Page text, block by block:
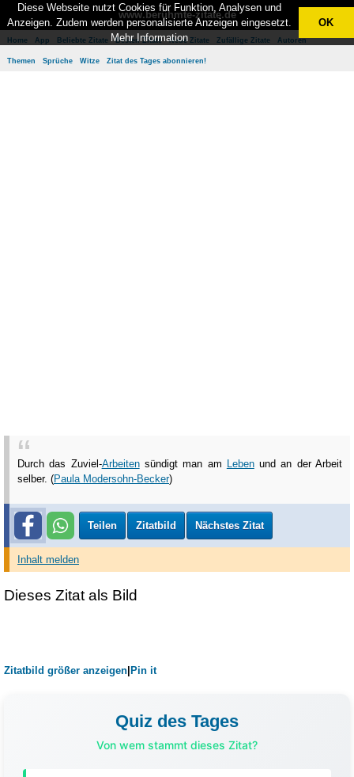
www.berühmte-zitate.de
Home App Beliebte Zitate Besten Zitate Neue Zitate Zufällige Zitate Autoren
Themen Sprüche Witze Zitat des Tages abonnieren!
Durch das Zuviel-Arbeitensündigt man am Lebenund an der Arbeit
selber. (Paula Modersohn-Becker)
Teilen Zitatbild Nächstes Zitat
Inhalt melden
Dieses Zitat als Bild
Zitatbild größer anzeigen Pin it
Quiz des Tages
Von wem stammt dieses Zitat?
Diese Webseite nutzt Cookies für Funktion, Analysen und
Anzeigen. Zudem werden personalisierte Anzeigen eingesetzt.
Mehr Information
OK